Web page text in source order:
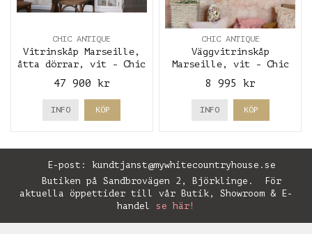
CHIC ANTIQUE
Vitrinskåp Marseille,
åtta dörrar, vit - Chic
Antique
47 900 kr
INFO KÖP
CHIC ANTIQUE
Väggvitrinskåp
Marseille, vit - Chic
Antique
8 995 kr
INFO KÖP
E-post: kundtjanst@mywhitecountryhouse.se
Butiken på Sandbrovägen 2, Björklinge. För
aktuella öppettider till vår Butik, Showroom & E-
handel se här!